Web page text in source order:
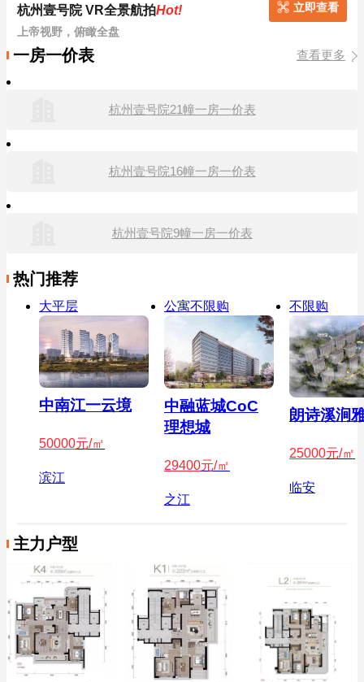
杭州壹号院 VR全景航拍Hot!
上帝视野，俯瞰全盘
立即查看
一房一价表 查看更多
杭州壹号院21幢一房一价表
杭州壹号院16幢一房一价表
杭州壹号院9幢一房一价表
热门推荐
大平层
中南江一云境
50000元/㎡
滨江
公寓不限购
中融蓝城CoC
理想城
29400元/㎡
之江
不限购
朗诗溪涧
25000元/㎡
临安
主力户型